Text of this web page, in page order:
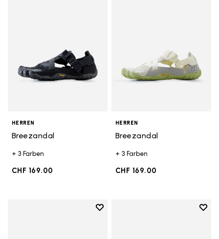
HERREN
Breezandal
+ 3 Farben
CHF 169.00
HERREN
Breezandal
+ 3 Farben
CHF 169.00
Add to wishlist
Add